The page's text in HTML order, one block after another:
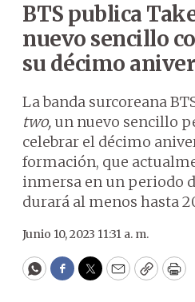
BTS publica
nuevo sencillo
su décimo
La banda surcoreana
two, un nuevo sencillo
celebrar el décimo
formación, que
inmersa en un periodo
durará al menos hasta
Junio 10, 2023 11:31 a. m.
WhatsApp
Facebook
Twitter
EmailCopy